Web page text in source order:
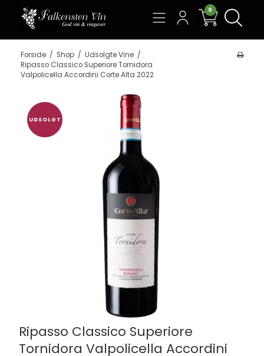
0
Forside / Shop / Udsolgte Vine /
Ripasso Classico Superiore Tornidora
Valpolicella Accordini Corte Alta 2022
UDSOLGT
Ripasso Classico Superiore
Tornidora Valpolicella Accordini